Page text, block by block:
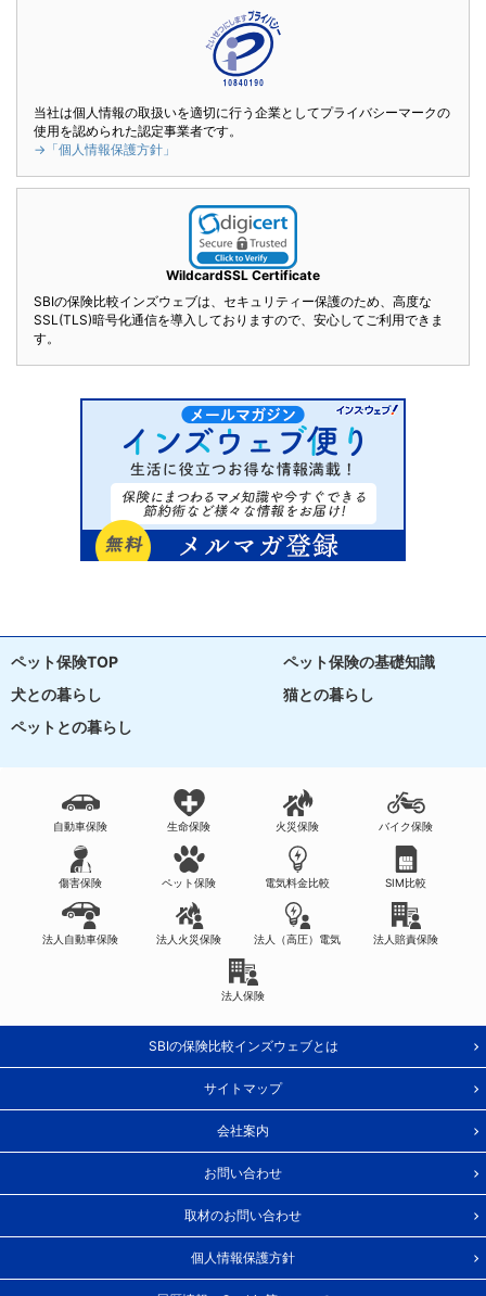
当社は個人情報の取扱いを適切に行う企業としてプライバシーマークの
使用を認められた認定事業者です。
→「個人情報保護方針」
WildcardSSL Certificate
SBIの保険比較インズウェブは、セキュリティー保護のため、高度な
SSL(TLS)暗号化通信を導入しておりますので、安心してご利用できま
す。
ペット保険TOP
ペット保険の基礎知識
犬との暮らし
猫との暮らし
ペットとの暮らし
自動車保険 生命保険 火災保険 バイク保険
傷害保険 ペット保険 電気料金比較 SIM比較
法人自動車保険 法人火災保険 法人（高圧）電気 法人賠責保険
法人保険
SBIの保険比較インズウェブとは
サイトマップ
会社案内
お問い合わせ
取材のお問い合わせ
個人情報保護方針